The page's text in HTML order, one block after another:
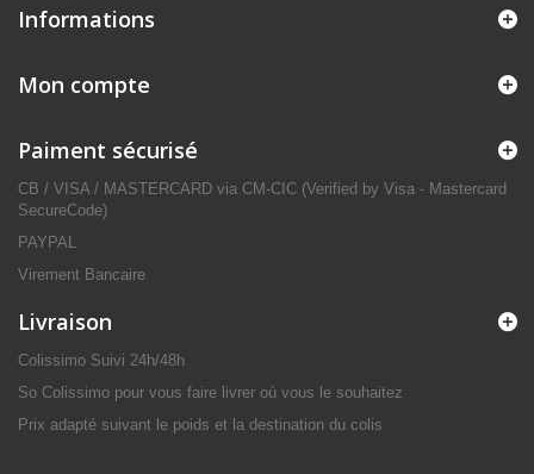
Informations
Mon compte
Paiment sécurisé
CB / VISA / MASTERCARD via CM-CIC (Verified by Visa - Mastercard
SecureCode)
PAYPAL
Virement Bancaire
Livraison
Colissimo Suivi 24h/48h
So Colissimo pour vous faire livrer où vous le souhaitez
Prix adapté suivant le poids et la destination du colis